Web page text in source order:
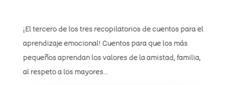
¡El tercero de los tres recopilatorios de cuentos para el
aprendizaje emocional! Cuentos para que los más
pequeños aprendan los valores de la amistad, familia,
al respeto a los mayores…